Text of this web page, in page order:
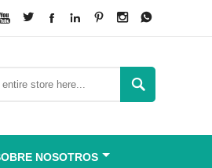
      

NOSOTROS